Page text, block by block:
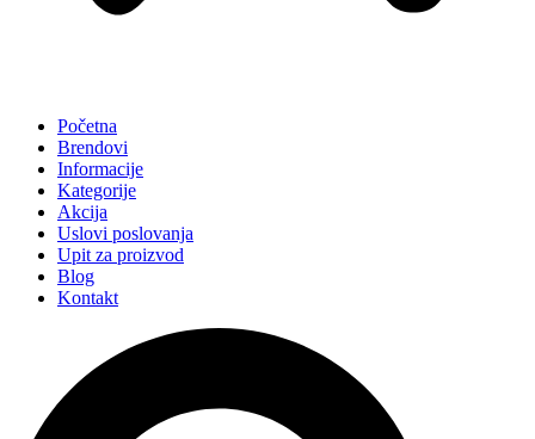
Početna
Brendovi
Informacije
Kategorije
Akcija
Uslovi poslovanja
Upit za proizvod
Blog
Kontakt